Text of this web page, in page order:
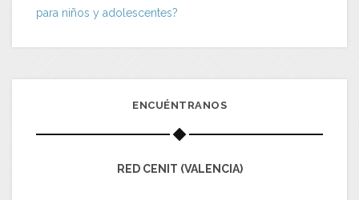
para niños y adolescentes?
ENCUÉNTRANOS
RED CENIT (VALENCIA)